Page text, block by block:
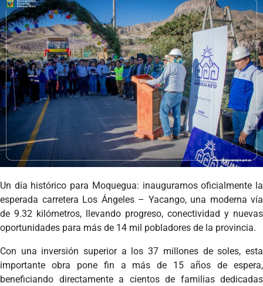
Un día histórico para Moquegua: inauguramos oficialmente la
esperada carretera Los Ángeles – Yacango, una moderna vía
de 9.32 kilómetros, llevando progreso, conectividad y nuevas
oportunidades para más de 14 mil pobladores de la provincia.
Con una inversión superior a los 37 millones de soles, esta
importante obra pone fin a más de 15 años de espera,
beneficiando directamente a cientos de familias dedicadas